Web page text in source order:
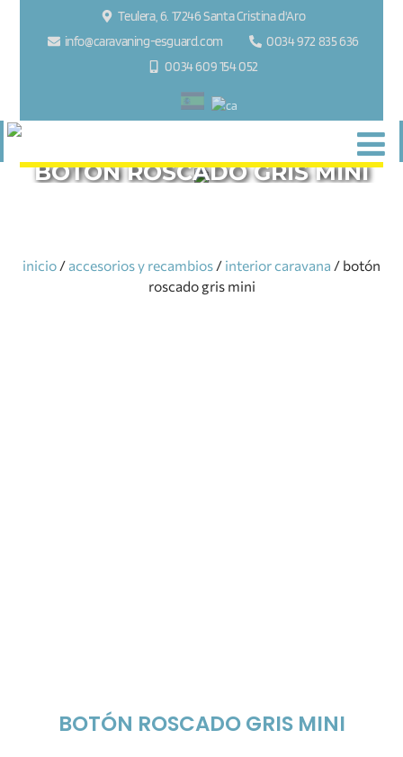
Teulera, 6. 17246 Santa Cristina d'Aro
info@caravaning-esguard.com
0034 972 835 636
0034 609 154 052
BOTÓN ROSCADO GRIS MINI
inicio / accesorios y recambios / interior caravana / botón
roscado gris mini
BOTÓN ROSCADO GRIS MINI